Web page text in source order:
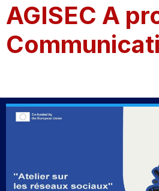
AGISEC A